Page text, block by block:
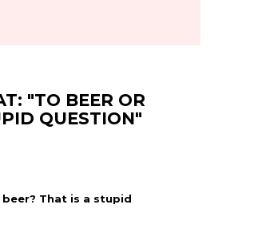
"TO BEER OR
QUESTION"
That is a stupid